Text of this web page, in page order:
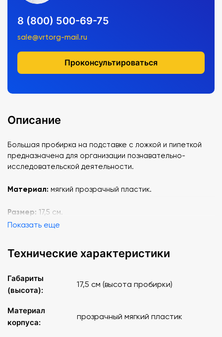
8 (800) 500-69-75
sale@vrtorg-mail.ru
Проконсультироваться
Описание
Большая пробирка на подставке с ложкой и пипеткой
предназначена для организации познавательно-
исследовательской деятельности.
Материал: мягкий прозрачный пластик.
Размер: 17,5 см.
Показать еще
Технические характеристики
Габариты
(высота):
17,5 см (высота пробирки)
Материал
корпуса:
прозрачный мягкий пластик